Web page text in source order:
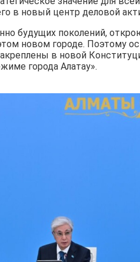
в новый центр деловой
будущих поколений,
новом городе. Поэтому
в новой
города Алатау».